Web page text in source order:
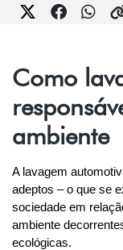
Como
ambiente
A lavagem
adeptos – o que se
sociedade em
ambiente
ecológicas.